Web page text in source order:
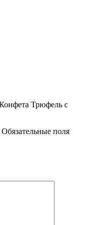
Трюфель с
Обязательные поля